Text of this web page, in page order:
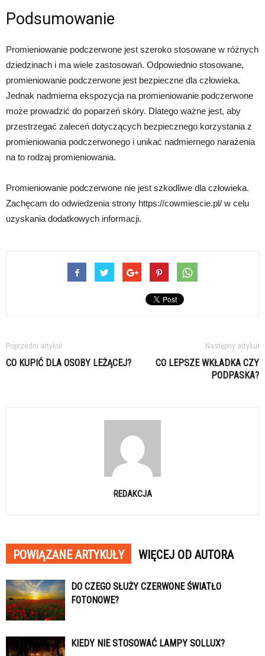
Podsumowanie
Promieniowanie podczerwone jest szeroko stosowane w różnych
dziedzinach i ma wiele zastosowań. Odpowiednio stosowane,
promieniowanie podczerwone jest bezpieczne dla człowieka.
Jednak nadmierna ekspozycja na promieniowanie podczerwone
może prowadzić do poparzeń skóry. Dlatego ważne jest, aby
przestrzegać zaleceń dotyczących bezpiecznego korzystania z
promieniowania podczerwonego i unikać nadmiernego narażenia
na to rodzaj promieniowania.
Promieniowanie podczerwone nie jest szkodliwe dla człowieka.
Zachęcam do odwiedzenia strony https://cowmiescie.pl/ w celu
uzyskania dodatkowych informacji.
Poprzedni artykuł
CO KUPIĆ DLA OSOBY LEŻĄCEJ?
Następny artykuł
CO LEPSZE WKŁADKA CZY
PODPASKA?
REDAKCJA
POWIĄZANE ARTYKUŁY WIĘCEJ OD AUTORA
DO CZEGO SŁUŻY CZERWONE ŚWIATŁO
FOTONOWE?
KIEDY NIE STOSOWAĆ LAMPY SOLLUX?